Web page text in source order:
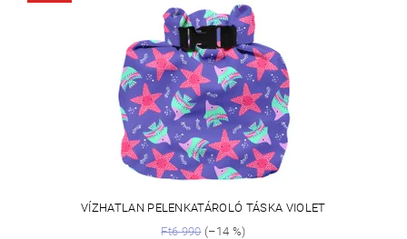
VÍZHATLAN PELENKATÁROLÓ TÁSKA VIOLET
Ft6 990(–14 %)